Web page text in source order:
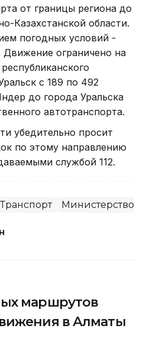
от границы региона до
Казахстанской области.
погодных условий -
ограничено на
с 189 по 492
до города Уральска
автотранспорта.
убедительно просит
по этому направлению
службой 112.
Транспорт Министерство
маршрутов
в Алматы